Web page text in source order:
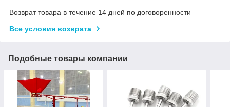
Возврат товара в течение 14 дней по договоренности
Все условия возврата
Подобные товары компании